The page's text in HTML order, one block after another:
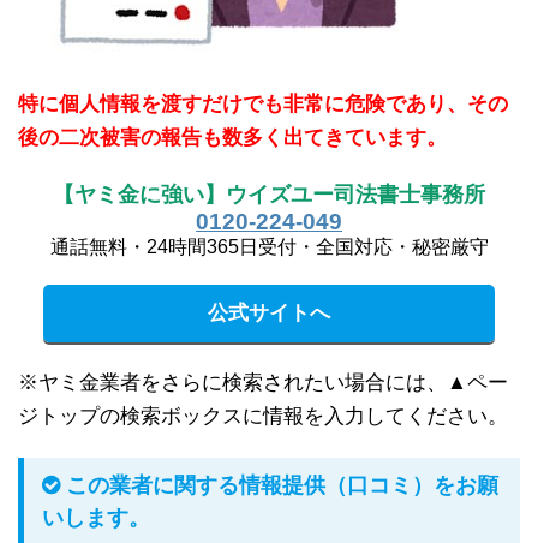
特に個人情報を渡すだけでも非常に危険であり、その
後の二次被害の報告も数多く出てきています。
【ヤミ金に強い】ウイズユー司法書士事務所
0120-224-049
通話無料・24時間365日受付・全国対応・秘密厳守
公式サイトへ
※ヤミ金業者をさらに検索されたい場合には、▲ペー
ジトップの検索ボックスに情報を入力してください。
この業者に関する情報提供（口コミ）をお願
いします。